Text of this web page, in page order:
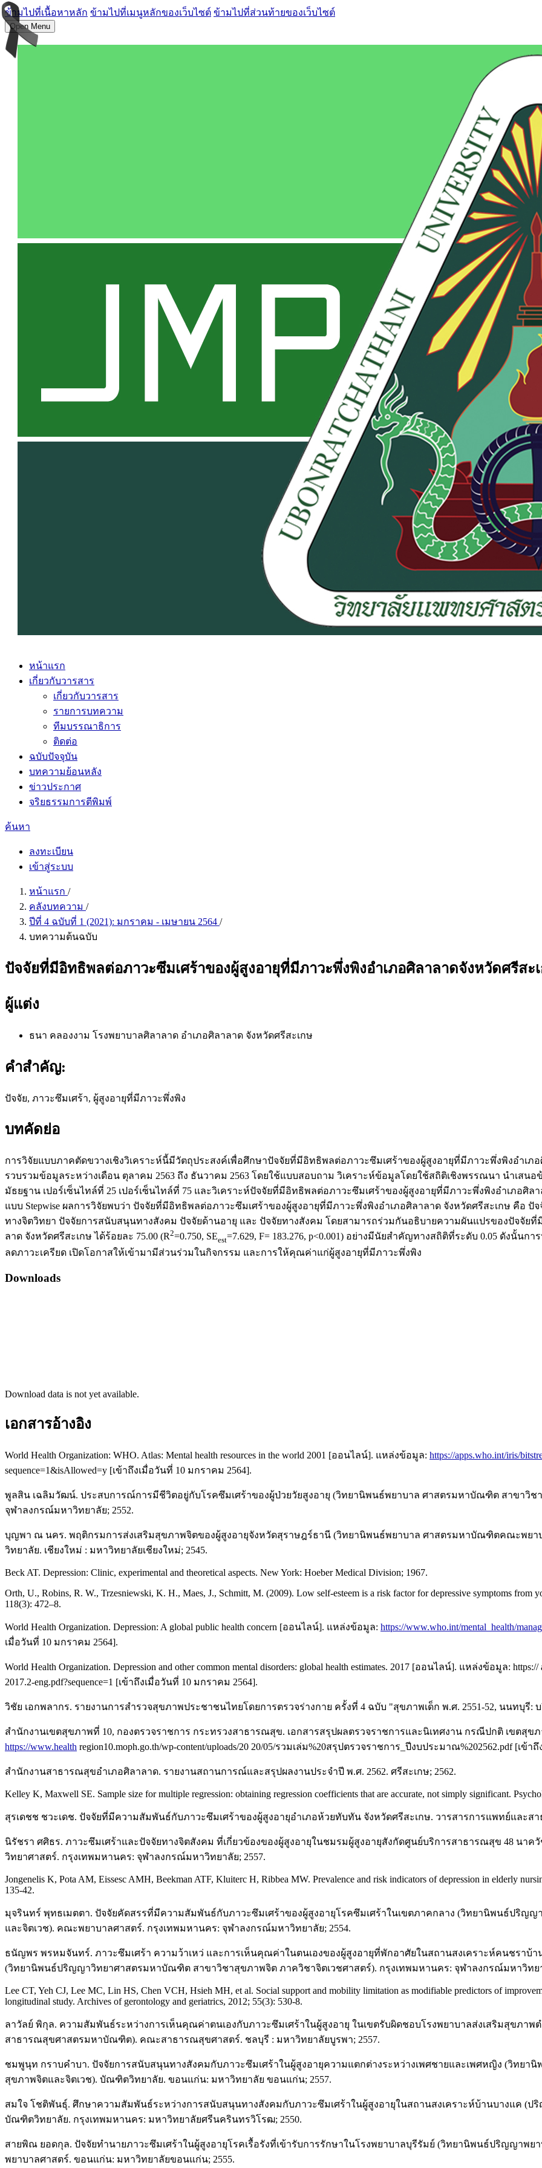
ข้ามไปที่เนื้อหาหลัก ข้ามไปที่เมนูหลักของเว็บไซต์ ข้ามไปที่ส่วนท้ายของเว็บไซต์
Open Menu
หน้าแรก
เกี่ยวกับวารสาร
เกี่ยวกับวารสาร
รายการบทความ
ทีมบรรณาธิการ
ติดต่อ
ฉบับปัจจุบัน
บทความย้อนหลัง
ข่าวประกาศ
จริยธรรมการตีพิมพ์
ค้นหา
ลงทะเบียน
เข้าสู่ระบบ
หน้าแรก /
คลังบทความ /
ปีที่ 4 ฉบับที่ 1 (2021): มกราคม - เมษายน 2564 /
บทความต้นฉบับ
ปัจจัยที่มีอิทธิพลต่อภาวะซึมเศร้าของผู้สูงอายุที่มีภาวะพึ่งพิงอำเภอศิลาลาดจังหวัดศรีสะ
ผู้แต่ง
ธนา คลองงาม โรงพยาบาลศิลาลาด อำเภอศิลาลาด จังหวัดศรีสะเกษ
คำสำคัญ:
ปัจจัย, ภาวะซึมเศร้า, ผู้สูงอายุที่มีภาวะพึ่งพิง
บทคัดย่อ
การวิจัยแบบภาคตัดขวางเชิงวิเคราะห์นี้มีวัตถุประสงค์เพื่อศึกษาปัจจัยที่มีอิทธิพลต่อภาวะซึมเศร้าของผู้สูงอายุที่มีภาวะพึ่งพิงอำเภ
รวบรวมข้อมูลระหว่างเดือน ตุลาคม 2563 ถึง ธันวาคม 2563 โดยใช้แบบสอบถาม วิเคราะห์ข้อมูลโดยใช้สถิติเชิงพรรณนา นำเสน
มัธยฐาน เปอร์เซ็นไทล์ที่ 25 เปอร์เซ็นไทล์ที่ 75 และวิเคราะห์ปัจจัยที่มีอิทธิพลต่อภาวะซึมเศร้าของผู้สูงอายุที่มีภาวะพึ่งพิงอำเภอศิลา
แบบ Stepwise ผลการวิจัยพบว่า ปัจจัยที่มีอิทธิพลต่อภาวะซึมเศร้าของผู้สูงอายุที่มีภาวะพึ่งพิงอำเภอศิลาลาด จังหวัดศรีสะเกษ คือ
ทางจิตวิทยา ปัจจัยการสนับสนุนทางสังคม ปัจจัยด้านอายุ และ ปัจจัยทางสังคม โดยสามารถร่วมกันอธิบายความผันแปรของปัจจัย
ลาด จังหวัดศรีสะเกษ ได้ร้อยละ 75.00 (R2=0.750, SEest=7.629, F= 183.276, p<0.001) อย่างมีนัยสำคัญทางสถิติที่ระดับ 0.05 ดังนั้น
ลดภาวะเครียด เปิดโอกาสให้เข้ามามีส่วนร่วมในกิจกรรม และการให้คุณค่าแก่ผู้สูงอายุที่มีภาวะพึ่งพิง
Downloads
Download data is not yet available.
เอกสารอ้างอิง
World Health Organization: WHO. Atlas: Mental health resources in the world 2001 [ออนไลน์]. แหล่งข้อมูล: https://apps.who.int/iris/
sequence=1&isAllowed=y [เข้าถึงเมื่อวันที่ 10 มกราคม 2564].
พูลสิน เฉลิมวัฒน์. ประสบการณ์การมีชีวิตอยู่กับโรคซึมเศร้าของผู้ป่วยวัยสูงอายุ (วิทยานิพนธ์พยาบาล ศาสตรมหาบัณฑิต สาขาวิช
จุฬาลงกรณ์มหาวิทยาลัย; 2552.
บุญพา ณ นคร. พฤติกรมการส่งเสริมสุขภาพจิตของผู้สูงอายุจังหวัดสุราษฎร์ธานี (วิทยานิพนธ์พยาบาล ศาสตรมหาบัณฑิตคณะพย
วิทยาลัย. เชียงใหม่ : มหาวิทยาลัยเชียงใหม่; 2545.
Beck AT. Depression: Clinic, experimental and theoretical aspects. New York: Hoeber Medical Division; 1967.
Orth, U., Robins, R. W., Trzesniewski, K. H., Maes, J., Schmitt, M. (2009). Low self-esteem is a risk factor for depressive symptoms from
118(3): 472–8.
World Health Organization. Depression: A global public health concern [ออนไลน์]. แหล่งข้อมูล: https://www.who.int/mental_health/
เมื่อวันที่ 10 มกราคม 2564].
World Health Organization. Depression and other common mental disorders: global health estimates. 2017 [ออนไลน์]. แหล่งข้อมูล:
2017.2-eng.pdf?sequence=1 [เข้าถึงเมื่อวันที่ 10 มกราคม 2564].
วิชัย เอกพลากร. รายงานการสำรวจสุขภาพประชาชนไทยโดยการตรวจร่างกาย ครั้งที่ 4 ฉบับ "สุขภาพเด็ก พ.ศ. 2551-52, นนทบุรี:
สำนักงานเขตสุขภาพที่ 10, กองตรวจราชการ กระทรวงสาธารณสุข. เอกสารสรุปผลตรวจราชการและนิเทศงาน กรณีปกติ เขตสุ
https://www.health region10.moph.go.th/wp-content/uploads/20 20/05/รวมเล่ม%20สรุปตรวจราชการ_ปีงบประมาณ%202562.pdf [เข้
สำนักงานสาธารณสุขอำเภอศิลาลาด. รายงานสถานการณ์และสรุปผลงานประจำปี พ.ศ. 2562. ศรีสะเกษ; 2562.
Kelley K, Maxwell SE. Sample size for multiple regression: obtaining regression coefficients that are accurate, not simply significant.
สุรเดชช ชวะเดช. ปัจจัยที่มีความสัมพันธ์กับภาวะซึมเศร้าของผู้สูงอายุอำเภอห้วยทับทัน จังหวัดศรีสะเกษ. วารสารการแพทย์และสา
นิรัชรา ศศิธร. ภาวะซึมเศร้าและปัจจัยทางจิตสังคม ที่เกี่ยวข้องของผู้สูงอายุในชมรมผู้สูงอายุสังกัดศูนย์บริการสาธารณสุข 48
วิทยาศาสตร์. กรุงเทพมหานคร: จุฬาลงกรณ์มหาวิทยาลัย; 2557.
Jongenelis K, Pota AM, Eissesc AMH, Beekman ATF, Kluiterc H, Ribbea MW. Prevalence and risk indicators of depression in elderly
135-42.
มุจรินทร์ พุทธเมตตา. ปัจจัยคัดสรรที่มีความสัมพันธ์กับภาวะซึมเศร้าของผู้สูงอายุโรคซึมเศร้าในเขตภาคกลาง (วิทยานิพนธ์ปริ
และจิตเวช). คณะพยาบาลศาสตร์. กรุงเทพมหานคร: จุฬาลงกรณ์มหาวิทยาลัย; 2554.
ธนัญพร พรหมจันทร์. ภาวะซึมเศร้า ความว้าเหว่ และการเห็นคุณค่าในตนเองของผู้สูงอายุที่พักอาศัยในสถานสงเคราะห์คนชราบ้
(วิทยานิพนธ์ปริญญาวิทยาศาสตรมหาบัณฑิต สาขาวิชาสุขภาพจิต ภาควิชาจิตเวชศาสตร์). กรุงเทพมหานคร: จุฬาลงกรณ์มหาวิทยา
Lee CT, Yeh CJ, Lee MC, Lin HS, Chen VCH, Hsieh MH, et al. Social support and mobility limitation as modifiable predictors of
longitudinal study. Archives of gerontology and geriatrics, 2012; 55(3): 530-8.
ลาวัลย์ พิกุล. ความสัมพันธ์ระหว่างการเห็นคุณค่าตนเองกับภาวะซึมเศร้าในผู้สูงอายุ ในเขตรับผิดชอบโรงพยาบาลส่งเสริมสุขภา
สาธารณสุขศาสตรมหาบัณฑิต). คณะสาธารณสุขศาสตร์. ชลบุรี : มหาวิทยาลัยบูรพา; 2557.
ชมพูนุท กราบคำบา. ปัจจัยการสนับสนุนทางสังคมกับภาวะซึมเศร้าในผู้สูงอายุความแตกต่างระหว่างเพศชายและเพศหญิง (วิท
สุขภาพจิตและจิตเวช). บัณฑิตวิทยาลัย. ขอนแก่น: มหาวิทยาลัย ขอนแก่น; 2557.
สมใจ โชติพันธุ์. ศึกษาความสัมพันธ์ระหว่างการสนับสนุนทางสังคมกับภาวะซึมเศร้าในผู้สูงอายุในสถานสงเคราะห์บ้านบางแค
บัณฑิตวิทยาลัย. กรุงเทพมหานคร: มหาวิทยาลัยศรีนครินทรวิโรฒ; 2550.
สายพิณ ยอดกุล. ปัจจัยทำนายภาวะซึมเศร้าในผู้สูงอายุโรคเรื้อรังที่เข้ารับการรักษาในโรงพยาบาลบุรีรัมย์ (วิทยานิพนธ์ปริญญา
พยาบาลศาสตร์. ขอนแก่น: มหาวิทยาลัยขอนแก่น; 2555.